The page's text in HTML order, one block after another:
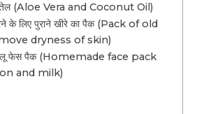
तेल (Aloe Vera and Coconut Oil)
के लिए पुराने खीरे का पैक (Pack of old
dryness of skin)
फेस पैक (Homemade face pack
and milk)